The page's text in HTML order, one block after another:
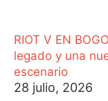
RIOT V EN
legado y una
escenario
28 julio, 2026